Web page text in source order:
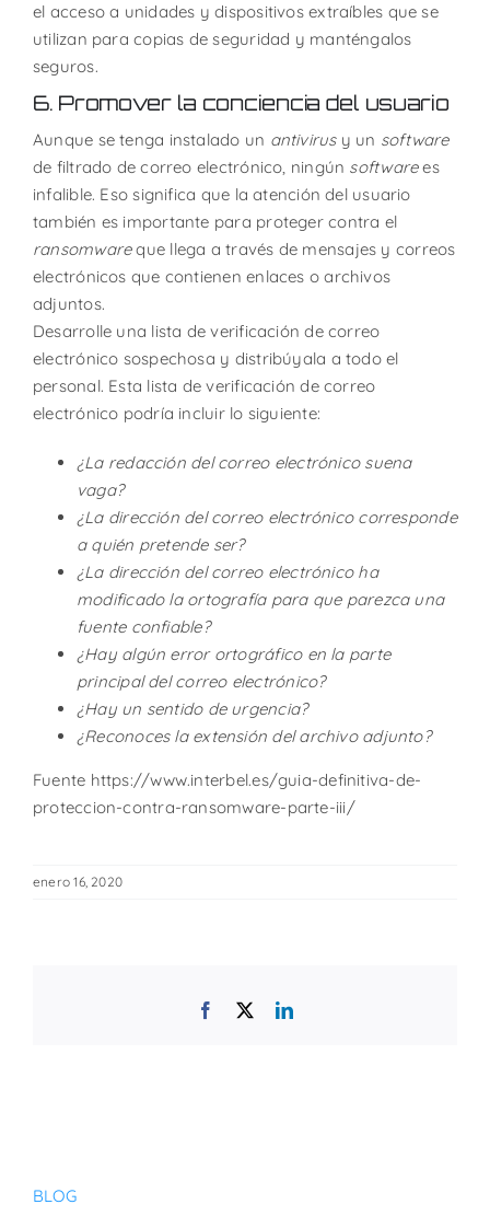
el acceso a unidades y dispositivos extraíbles que se
utilizan para copias de seguridad y manténgalos
seguros.
6. Promover la conciencia del usuario
Aunque se tenga instalado un antivirusy un software
de filtrado de correo electrónico, ningún softwarees
infalible. Eso significa que la atención del usuario
también es importante para proteger contra el
ransomwareque llega a través de mensajes y correos
electrónicos que contienen enlaces o archivos
adjuntos.
Desarrolle una lista de verificación de correo
electrónico sospechosa y distribúyala a todo el
personal. Esta lista de verificación de correo
electrónico podría incluir lo siguiente:
¿La redacción del correo electrónico suena
vaga?
¿La dirección del correo electrónico corresponde
a quién pretende ser?
¿La dirección del correo electrónico ha
modificado la ortografía para que parezca una
fuente confiable?
¿Hay algún error ortográfico en la parte
principal del correo electrónico?
¿Hay un sentido de urgencia?
¿Reconoces la extensión del archivo adjunto?
Fuente https://www.interbel.es/guia-definitiva-de-
proteccion-contra-ransomware-parte-iii/
enero 16, 2020
Facebook LinkedIn
BLOG